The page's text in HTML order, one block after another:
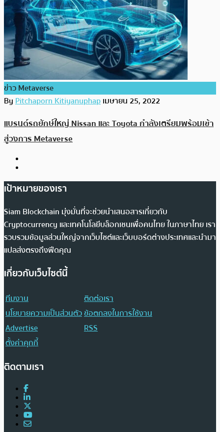
ข่าว Metaverse
ByPitchaporn Kitiyanuphapเมษายน 25, 2022
แบรนด์รถยักษ์ใหญ่ Nissan และ Toyota กำลังเตรียมพร้อมเข้า
สู่วงการ Metaverse
เป้าหมายของเรา
Siam Blockchain มุ่งมั่นที่จะช่วยนำเสนอสารเกี่ยวกับ
Cryptocurrency และเทคโนโลยีบล็อกเชนเพื่อคนไทย ในภาษาไทย เรา
รวบรวมข้อมูลส่วนใหญ่จากเว็บไซต์และเว็บบอร์ดต่างประเทศและนำมา
แปลส่งตรงถึงฟีดคุณ
เกี่ยวกับเว็บไซต์นี้
ทีมงาน
ติดต่อเรา
นโยบายความเป็นส่วนตัวข้อตกลงในการใช้งาน
Advertise
RSS
ตั้งค่าคุกกี้
ติดตามเรา